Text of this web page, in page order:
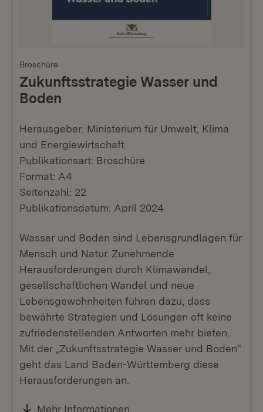
Broschüre
Zukunftsstrategie Wasser und
Boden
Herausgeber: Ministerium für Umwelt, Klima
und Energiewirtschaft
Publikationsart: Broschüre
Format: A4
Seitenzahl: 22
Publikationsdatum: April 2024
Wasser und Boden sind Lebensgrundlagen für
Mensch und Natur. Zunehmende
Herausforderungen durch Klimawandel,
gesellschaftlichen Wandel und neue
Lebensgewohnheiten führen dazu, dass
bewährte Strategien und Lösungen oft keine
zufriedenstellenden Antworten mehr bieten.
Mit der „Zukunftsstrategie Wasser und Boden“
geht das Land Baden-Württemberg diese
Herausforderungen an.
Mehr Informationen